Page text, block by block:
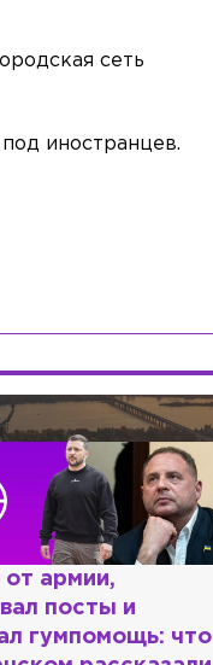
сеть
иностранцев.
от армии,
посты и
гумпомощь: что